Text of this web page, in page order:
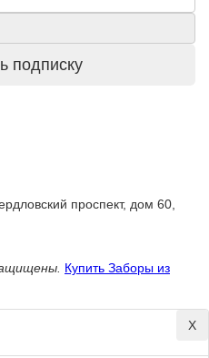
подписку
проспект, дом 60,
Купить Заборы из
Х